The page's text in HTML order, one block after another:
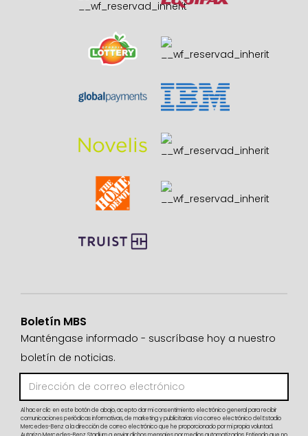
Boletín MBS
Manténgase informado - suscríbase hoy a nuestro
boletín de noticias.
Al hacer clic en este botón de abajo, acepto dar mi consentimiento electrónico general para recibir
comunicaciones periódicas informativas, de marketing y publicitarias vía correo electrónico del Estadio
Mercedes-Benz a la dirección de correo electrónico que he proporcionado por mi propia voluntad.